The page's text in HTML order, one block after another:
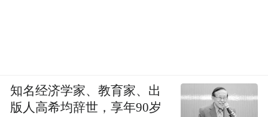
知名经济学家、教育家、出
版人高希均辞世，享年90岁